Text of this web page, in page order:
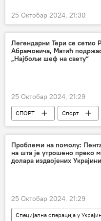
25 Октобар 2024, 21:30
Легендарни Тери се сетио
Абрамовича, Матић
„Најбољи шеф на свету“
25 Октобар 2024, 21:29
СПОРТ Спорт
Проблеми на помолу:
на шта је утрошено преко
долара издвојених Украјини
25 Октобар 2024, 21:29
Специјална операција у